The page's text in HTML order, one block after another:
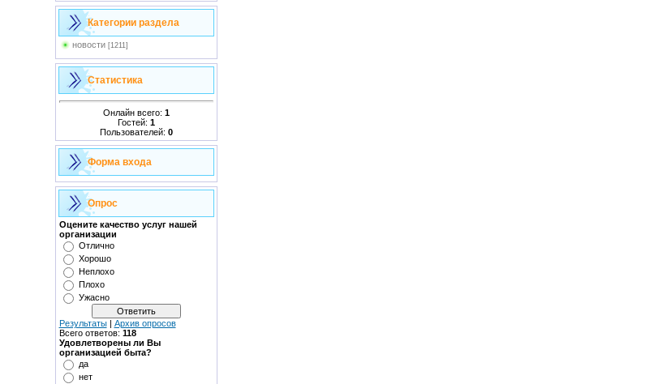
Категории раздела
новости [1211]
Статистика
Онлайн всего: 1
Гостей: 1
Пользователей: 0
Форма входа
Опрос
Оцените качество услуг нашей
организации
Отлично
Хорошо
Неплохо
Плохо
Ужасно
Результаты| Архив опросов
Всего ответов: 118
Удовлетворены ли Вы
организацией быта?
да
нет